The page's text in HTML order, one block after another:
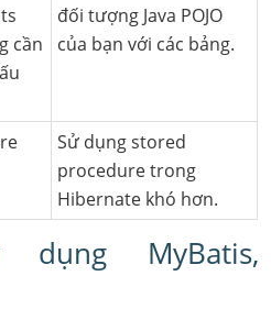
cần
đối tượng Java POJO
của bạn với các bảng.
Sử dụng stored
procedure trong
Hibernate khó hơn.
MyBatis,